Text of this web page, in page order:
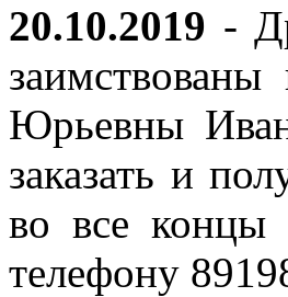
20.10.2019 -
Юрьевны
заказать и
во все концы
телефону